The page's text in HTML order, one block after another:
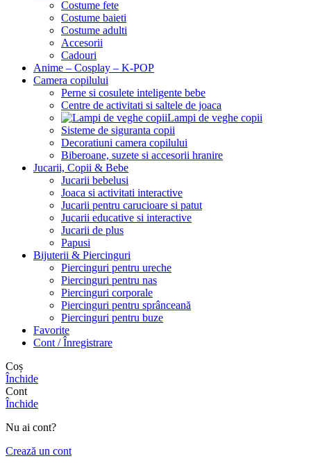
Costume fete
Costume baieti
Costume adulti
Accesorii
Cadouri
Anime – Cosplay – K‑POP
Camera copilului
Perne si cosulete inteligente bebe
Centre de activitati si saltele de joaca
Lampi de veghe copii
Sisteme de siguranta copii
Decoratiuni camera copilului
Biberoane, suzete si accesorii hranire
Jucarii, Copii & Bebe
Jucarii bebelusi
Joaca si activitati interactive
Jucarii pentru carucioare si patut
Jucarii educative si interactive
Jucarii de plus
Papusi
Bijuterii & Piercinguri
Piercinguri pentru ureche
Piercinguri pentru nas
Piercinguri corporale
Piercinguri pentru sprânceană
Piercinguri pentru buze
Favorite
Cont / Înregistrare
Coș
Închide
Cont
Închide
Nu ai cont?
Crează un cont